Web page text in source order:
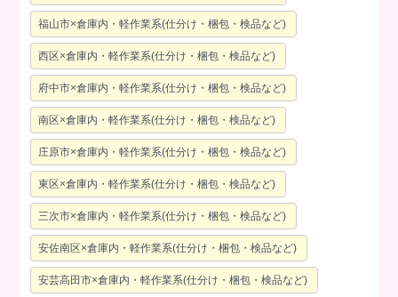
福山市×倉庫内・軽作業系(仕分け・梱包・検品など)
西区×倉庫内・軽作業系(仕分け・梱包・検品など)
府中市×倉庫内・軽作業系(仕分け・梱包・検品など)
南区×倉庫内・軽作業系(仕分け・梱包・検品など)
庄原市×倉庫内・軽作業系(仕分け・梱包・検品など)
東区×倉庫内・軽作業系(仕分け・梱包・検品など)
三次市×倉庫内・軽作業系(仕分け・梱包・検品など)
安佐南区×倉庫内・軽作業系(仕分け・梱包・検品など)
安芸高田市×倉庫内・軽作業系(仕分け・梱包・検品など)